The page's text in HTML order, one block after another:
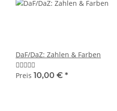
DaF/DaZ: Zahlen & Farben
Preis 10,00 € *